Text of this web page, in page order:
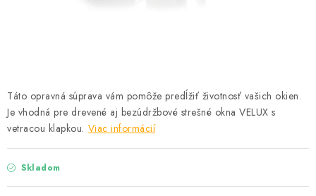
Táto opravná súprava vám pomôže predĺžiť životnosť vašich okien.
Je vhodná pre drevené aj bezúdržbové strešné okna VELUX s
vetracou klapkou. Viac informácií
Skladom